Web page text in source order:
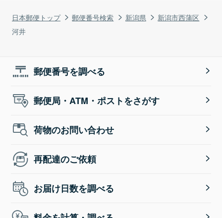
日本郵便トップ 郵便番号検索 新潟県
新潟市西蒲区
河井
郵便番号を調べる
郵便局・ATM・ポストをさがす
荷物のお問い合わせ
再配達のご依頼
お届け日数を調べる